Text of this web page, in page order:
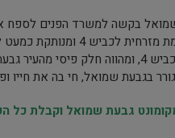
עיריית גבעת שמואל בקשה למשרד
המוניציפלי. אוניברסיטת בר
כמובלעת בין שטחיה של גבעת שמואל וכביש 4,
בגבעת שמואל, חי בה את חייו
גבעת שמואל וקבלת כל